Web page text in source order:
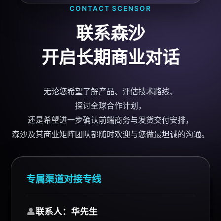
CONTACTSCENSOR
联系森沙
开启长期商业对话
无论您希望了解产品、评估技术路线、
探讨全球合作计划，
还是希望进一步确认前端商务与发货交付安排，
森沙及其商业矩阵团队都随时欢迎与您做最坦诚的沟通。
专属渠道对接专线
👤联系人：华先生